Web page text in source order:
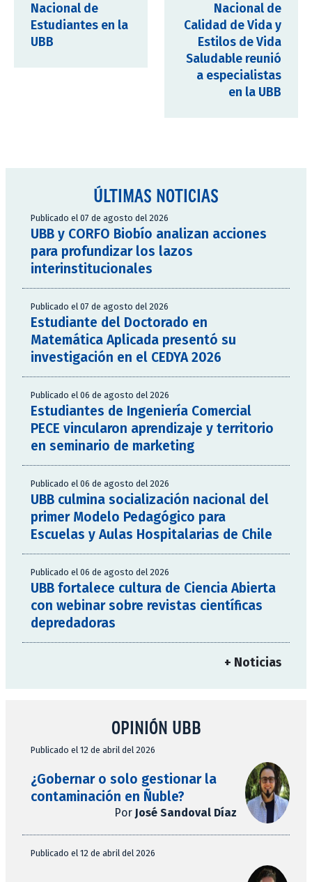
Nacional de
Estudiantes en la
UBB
Nacional de
Calidad de Vida y
Estilos de Vida
Saludable reunió
a especialistas
en la UBB
ÚLTIMAS NOTICIAS
Publicado el 07 de agosto del 2026
UBB y CORFO Biobío analizan acciones
para profundizar los lazos
interinstitucionales
Publicado el 07 de agosto del 2026
Estudiante del Doctorado en
Matemática Aplicada presentó su
investigación en el CEDYA 2026
Publicado el 06 de agosto del 2026
Estudiantes de Ingeniería Comercial
PECE vincularon aprendizaje y territorio
en seminario de marketing
Publicado el 06 de agosto del 2026
UBB culmina socialización nacional del
primer Modelo Pedagógico para
Escuelas y Aulas Hospitalarias de Chile
Publicado el 06 de agosto del 2026
UBB fortalece cultura de Ciencia Abierta
con webinar sobre revistas científicas
depredadoras
+ Noticias
OPINIÓN UBB
Publicado el 12 de abril del 2026
¿Gobernar o solo gestionar la
contaminación en Ñuble?
Por José Sandoval Díaz
Publicado el 12 de abril del 2026